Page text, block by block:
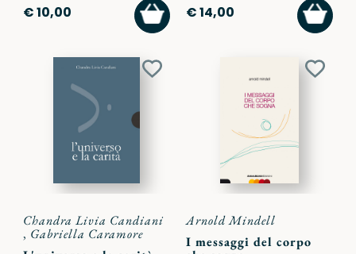
€ 10,00
AGGIUNGI
AL
CARRELLO
€ 14,00
AL
Aggiungi
Chandra Livia Candiani
, Gabriella Caramore
Arnold Mindell
I messaggi del corpo